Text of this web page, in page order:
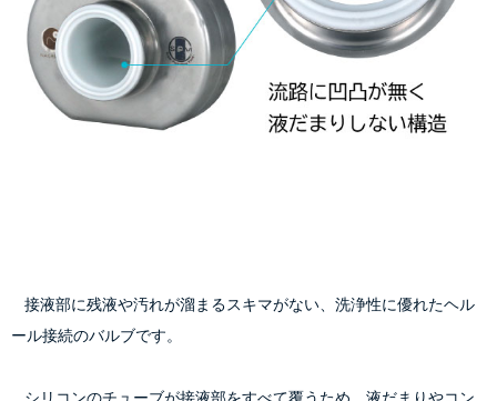
ール接続のバルブです。